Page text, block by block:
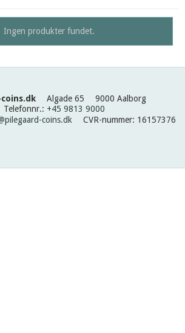
Ingen produkter fundet.
Algade 65
9000 Aalborg
Telefonnr.: +45 9813 9000
coins.dk CVR-nummer: 16157376